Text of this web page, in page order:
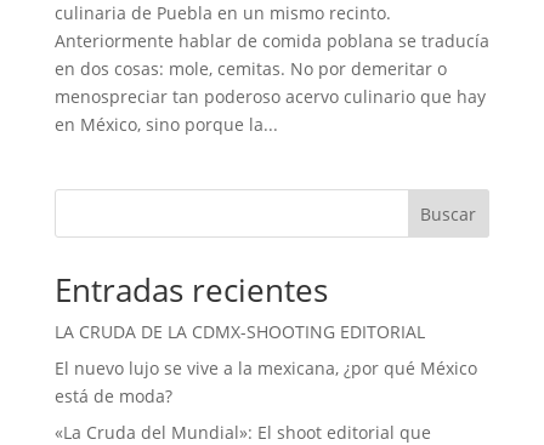
culinaria de Puebla en un mismo recinto.
Anteriormente hablar de comida poblana se traducía
en dos cosas: mole, cemitas. No por demeritar o
menospreciar tan poderoso acervo culinario que hay
en México, sino porque la...
Buscar
Entradas recientes
LA CRUDA DE LA CDMX-SHOOTING EDITORIAL
El nuevo lujo se vive a la mexicana, ¿por qué México
está de moda?
«La Cruda del Mundial»: El shoot editorial que